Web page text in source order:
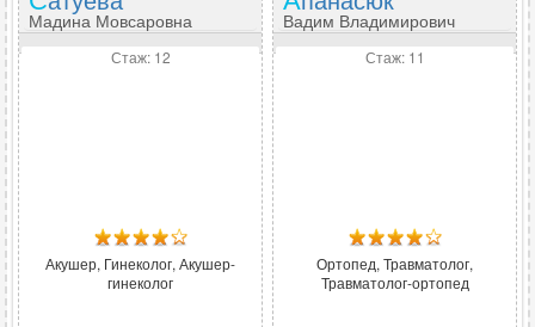
Мадина Мовсаровна
Стаж: 12
Акушер, Гинеколог, Акушер-
гинеколог
Вадим Владимирович
Стаж: 11
Ортопед, Травматолог,
Травматолог-ортопед